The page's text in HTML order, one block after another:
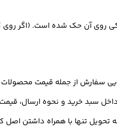
شده است. (اگر روی کارت شما تاریخ انقضا وجود
سفارش از جمله قیمت محصولات
داخل سبد خرید و نحوه ارسال،
تحویل تنها با همراه داشتن